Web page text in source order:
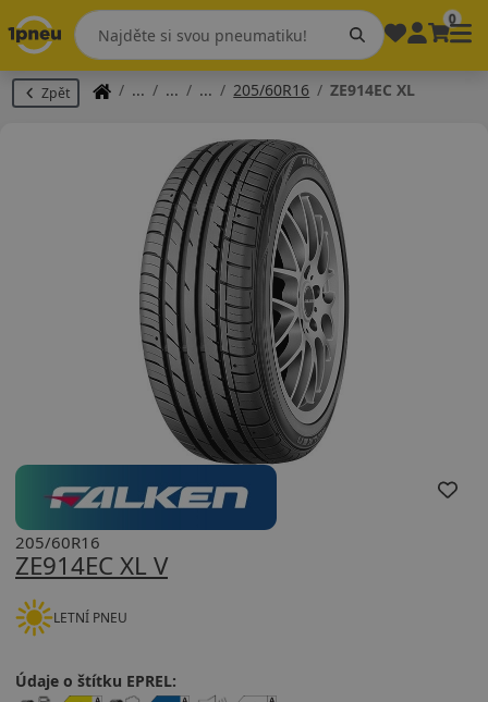
0
Zpět 205/60R16 ZE914EC XL
ZE914EC XL V
205/60R16
LETNÍ PNEU
Údaje o štítku EPREL: